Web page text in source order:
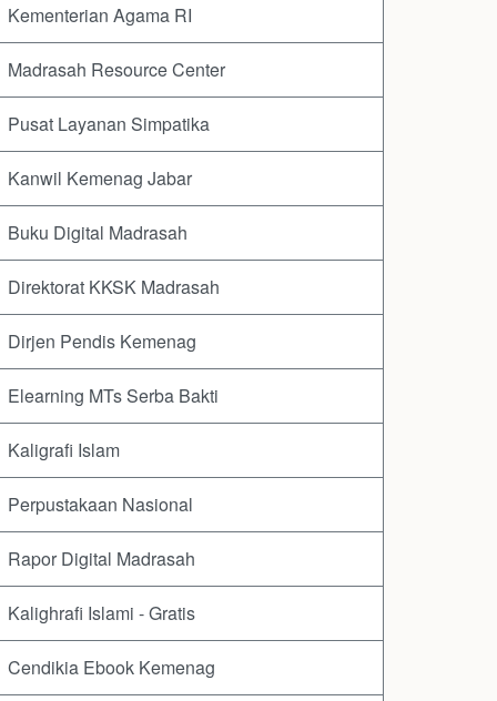
Kementerian Agama RI
Madrasah Resource Center
Pusat Layanan Simpatika
Kanwil Kemenag Jabar
Buku Digital Madrasah
Direktorat KKSK Madrasah
Dirjen Pendis Kemenag
Elearning MTs Serba Bakti
Kaligrafi Islam
Perpustakaan Nasional
Rapor Digital Madrasah
Kalighrafi Islami - Gratis
Cendikia Ebook Kemenag